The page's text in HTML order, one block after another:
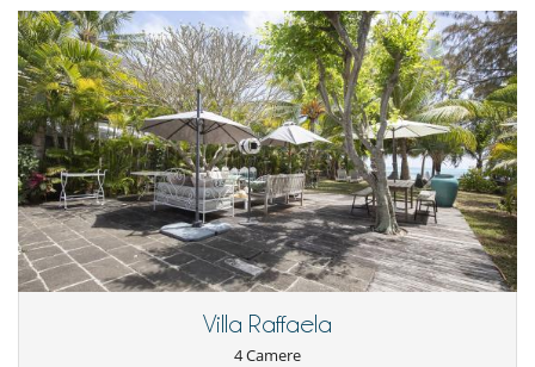
Villa Raffaela
4 Camere